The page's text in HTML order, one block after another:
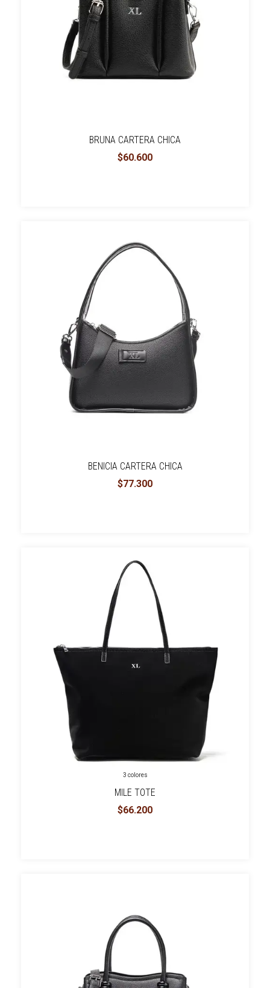
BRUNA CARTERA CHICA
$60.600
BENICIA CARTERA CHICA
$77.300
3 colores
MILE TOTE
$66.200